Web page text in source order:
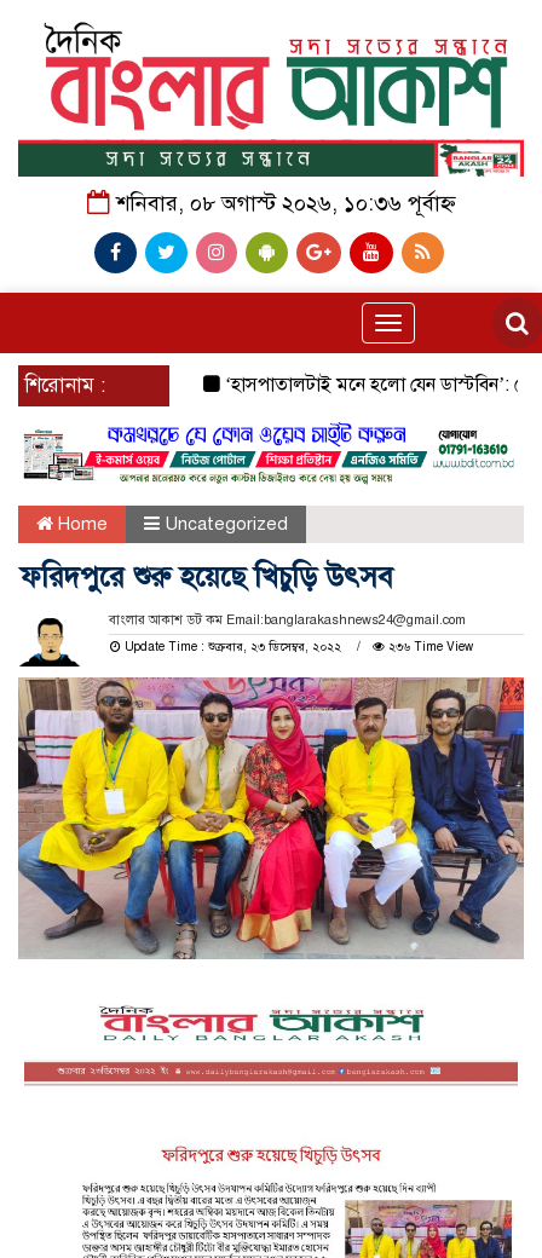
শনিবার, ০৮ অগাস্ট ২০২৬, ১০:৩৬ পূর্বাহ্ন
Toggle
navigation
শিরোনাম : ‘হাসপাতালটাই মনে হলো যেন ডাস্টবিন’:
Home Uncategorized
ফরিদপুরে শুরু হয়েছে খিচুড়ি উৎসব
বাংলার আকাশ ডট কম Email:banglarakashnews24@gmail.com
Update Time : শুক্রবার, ২৩ ডিসেম্বর, ২০২২
২৩৬ Time View